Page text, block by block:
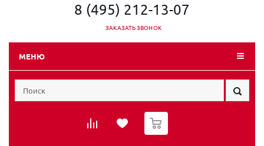
8 (495) 212-13-07
ЗАКАЗАТЬ ЗВОНОК
МЕНЮ
0